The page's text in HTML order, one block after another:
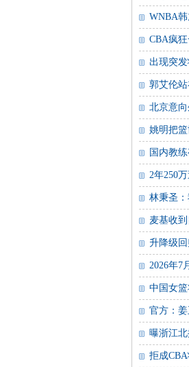
WNBA
CBA疯
出现突
郭艾伦
北京意
姚明把
国内教
2年250
林秉圣
麦基收
升降级
2026年7
中国女
官方：
曝浙江
拒成